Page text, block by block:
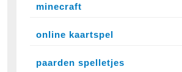
minecraft
online kaartspel
paarden spelletjes